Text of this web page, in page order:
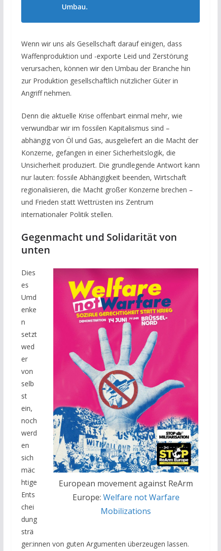
Umbau.
Wenn wir uns als Gesellschaft darauf einigen, dass
Waffenproduktion und -exporte Leid und Zerstörung
verursachen, können wir den Umbau der Branche hin
zur Produktion gesellschaftlich nützlicher Güter in
Angriff nehmen.
Denn die aktuelle Krise offenbart einmal mehr, wie
verwundbar wir im fossilen Kapitalismus sind –
abhängig von Öl und Gas, ausgeliefert an die Macht der
Konzerne, gefangen in einer Sicherheitslogik, die
Unsicherheit produziert. Die grundlegende Antwort kann
nur lauten: fossile Abhängigkeit beenden, Wirtschaft
regionalisieren, die Macht großer Konzerne brechen –
und Frieden statt Wettrüsten ins Zentrum
internationaler Politik stellen.
Gegenmacht und Solidarität von
unten
European movement against ReArm
Europe: Welfare not Warfare
Mobilizations
Dies
es
Umd
enke
n
setzt
wed
er
von
selb
st
ein,
noch
werd
en
sich
mäc
htige
Ents
chei
dung
strä
ger:innen von guten Argumenten überzeugen lassen.